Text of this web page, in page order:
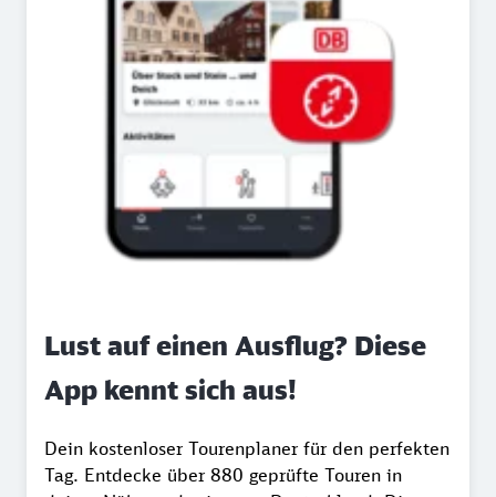
Lust auf einen Ausflug? Diese
App kennt sich aus!
Dein kostenloser Tourenplaner für den perfekten
Tag. Entdecke über 880 geprüfte Touren in